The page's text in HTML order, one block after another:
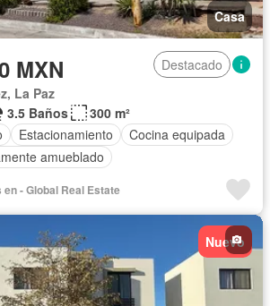
Casa
MXN
Destacado
La Paz
3.5 Baños
300 m²
Estacionamiento
Cocina equipada
amueblado
- Global Real Estate
Nuevo